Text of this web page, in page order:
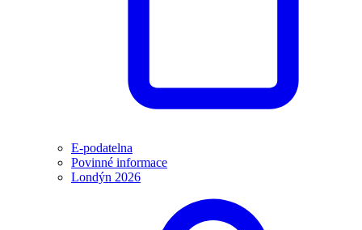
E-podatelna
Povinné informace
Londýn 2026